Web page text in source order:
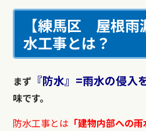
【練馬区 屋根雨
水工事とは？
まず 『防水』=雨水の侵入
味です。
防水工事とは 「建物内部への